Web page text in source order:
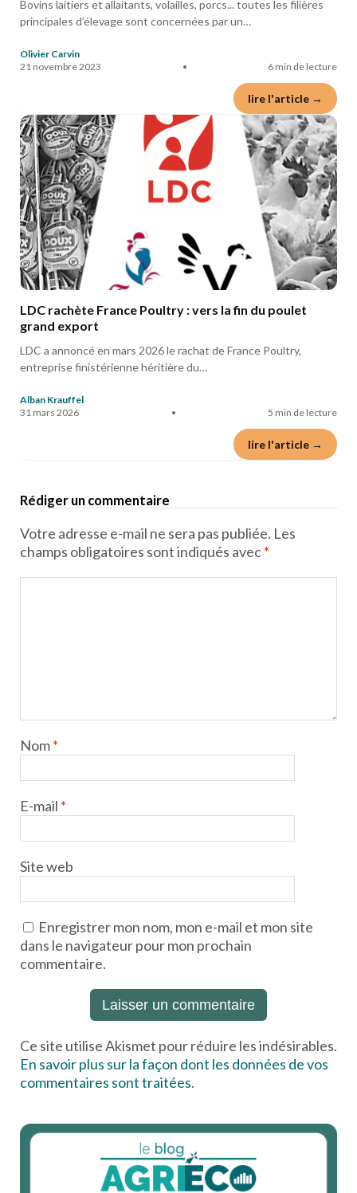
Bovins laitiers et allaitants, volailles, porcs... toutes les filières
principales d’élevage sont concernées par un…
Olivier Carvin
21 novembre 2023
• 6 min de lecture
lire l'article →
LDC rachète France Poultry : vers la fin du poulet
grand export
LDC a annoncé en mars 2026 le rachat de France Poultry,
entreprise finistérienne héritière du…
Alban Krauffel
31 mars 2026
• 5 min de lecture
lire l'article →
Rédiger un commentaire
Votre adresse e-mail ne sera pas publiée. Les
champs obligatoires sont indiqués avec*
Nom*
E-mail *
Site web
Enregistrer mon nom, mon e-mail et mon site
dans le navigateur pour mon prochain
commentaire.
Ce site utilise Akismet pour réduire les indésirables.
En savoir plus sur la façon dont les données de vos
commentaires sont traitées.